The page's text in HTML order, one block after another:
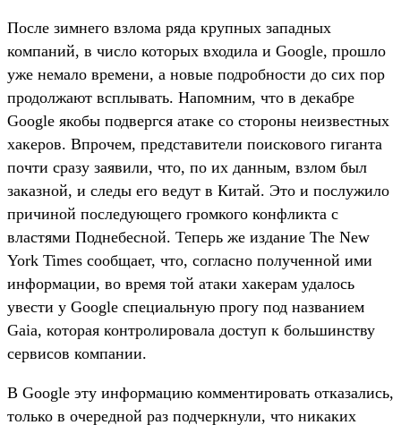
После зимнего взлома ряда крупных западных
компаний, в число которых входила и Google, прошло
уже немало времени, а новые подробности до сих пор
продолжают всплывать. Напомним, что в декабре
Google якобы подвергся атаке со стороны неизвестных
хакеров. Впрочем, представители поискового гиганта
почти сразу заявили, что, по их данным, взлом был
заказной, и следы его ведут в Китай. Это и послужило
причиной последующего громкого конфликта с
властями Поднебесной. Теперь же издание The New
York Times сообщает, что, согласно полученной ими
информации, во время той атаки хакерам удалось
увести у Google специальную прогу под названием
Gaia, которая контролировала доступ к большинству
сервисов компании.
В Google эту информацию комментировать отказались,
только в очередной раз подчеркнули, что никаких